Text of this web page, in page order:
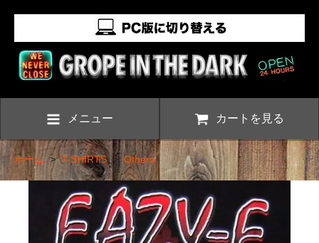
メニュー カートを見る
ホーム>T-SHIRTS>Others